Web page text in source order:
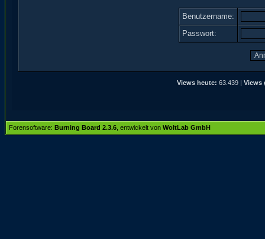
Benutzername:
Passwort:
Views heute: 63.439 | Views
Forensoftware: Burning Board 2.3.6 , entwickelt von WoltLab GmbH